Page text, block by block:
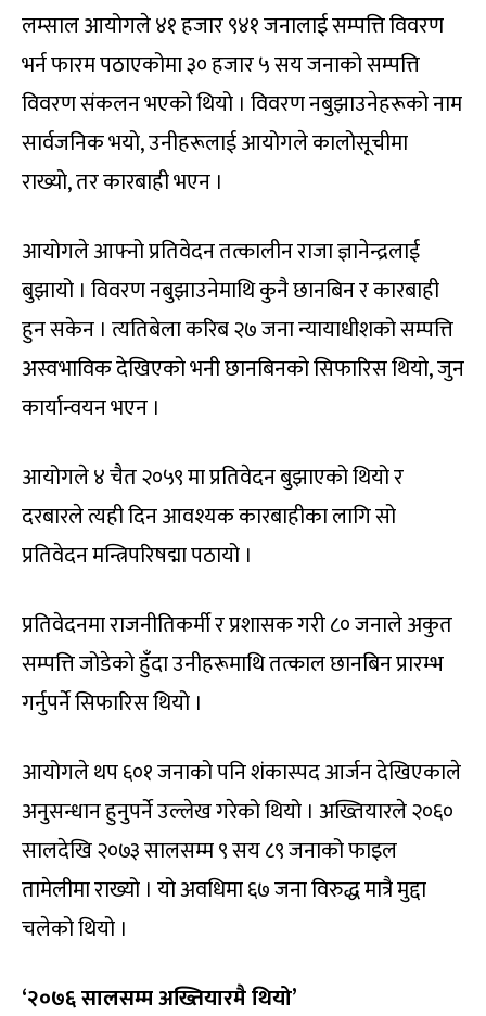
लम्साल आयोगले ४१ हजार ९४१ जनालाई सम्पत्ति विवरण
भर्न फारम पठाएकोमा ३० हजार ५ सय जनाको सम्पत्ति
विवरण संकलन भएको थियो । विवरण नबुझाउनेहरूको नाम
सार्वजनिक भयो, उनीहरूलाई आयोगले कालोसूचीमा
राख्यो, तर कारबाही भएन ।
आयोगले आफ्नो प्रतिवेदन तत्कालीन राजा ज्ञानेन्द्रलाई
बुझायो । विवरण नबुझाउनेमाथि कुनै छानबिन र कारबाही
हुन सकेन । त्यतिबेला करिब २७ जना न्यायाधीशको सम्पत्ति
अस्वभाविक देखिएको भनी छानबिनको सिफारिस थियो, जुन
कार्यान्वयन भएन ।
आयोगले ४ चैत २०५९ मा प्रतिवेदन बुझाएको थियो र
दरबारले त्यही दिन आवश्यक कारबाहीका लागि सो
प्रतिवेदन मन्त्रिपरिषद्मा पठायो ।
प्रतिवेदनमा राजनीतिकर्मी र प्रशासक गरी ८० जनाले अकुत
सम्पत्ति जोडेको हुँदा उनीहरूमाथि तत्काल छानबिन प्रारम्भ
गर्नुपर्ने सिफारिस थियो ।
आयोगले थप ६०१ जनाको पनि शंकास्पद आर्जन देखिएकाले
अनुसन्धान हुनुपर्ने उल्लेख गरेको थियो । अख्तियारले २०६०
सालदेखि २०७३ सालसम्म ९ सय ८९ जनाको फाइल
तामेलीमा राख्यो । यो अवधिमा ६७ जना विरुद्ध मात्रै मुद्दा
चलेको थियो ।
‘२०७६ सालसम्म अख्तियारमै थियो’